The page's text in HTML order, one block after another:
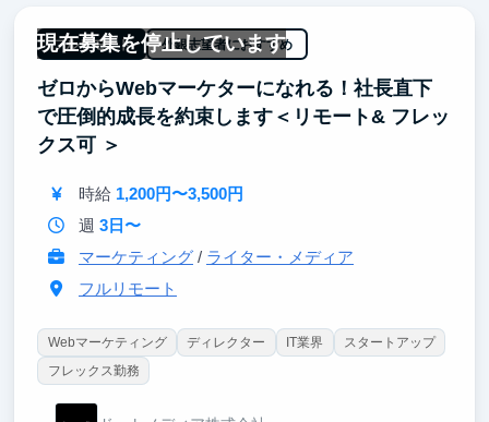
世の中の多くの大企業やスタートアップは、AI人材を
欲しております。当社での経験は、就活の成功はもち
ろん、入社後の早期活躍も見込める貴重な経験になる
ことをお約束します。
現在募集を停止しています
フルリモート 外銀志望者におすすめ
ゼロからWebマーケターになれる！社長直下
で圧倒的成長を約束します＜リモート& フレッ
クス可 ＞
時給 1,200円〜3,500円
週 3日〜
マーケティング/ ライター・メディア
フルリモート
Webマーケティング ディレクター IT業界
スタートアップ
フレックス勤務